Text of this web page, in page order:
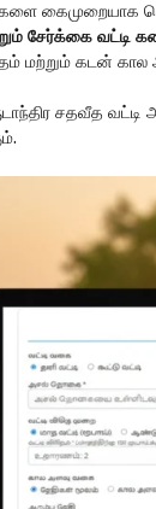
கைமுறையாக
சேர்க்கை வட்டி
மற்றும் கடன்
சதவீத